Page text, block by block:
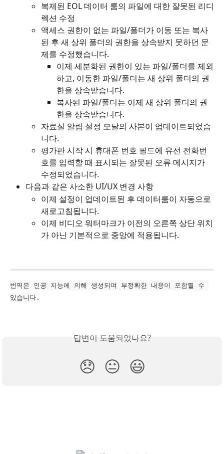
복제된 EOL 데이터 룸의 파일에 대한 잘못된 리디
렉션 수정
액세스 권한이 없는 파일/폴더가 이동 또는 복사
된 후 새 상위 폴더의 권한을 상속받지 못하던 문
제를 수정했습니다.
이제 세분화된 권한이 있는 파일/폴더를 제외
하고, 이동한 파일/폴더는 새 상위 폴더의 권
한을 상속받습니다.
복사된 파일/폴더는 이제 새 상위 폴더의 권
한을 상속받습니다.
자료실 알림 설정 모달의 사본이 업데이트되었습
니다.
평가판 시작 시 휴대폰 번호 필드에 유선 전화번
호를 입력할 때 표시되는 잘못된 오류 메시지가
수정되었습니다.
다음과 같은 사소한 UI/UX 변경 사항
이제 설정이 업데이트된 후 데이터룸이 자동으로
새로고침됩니다.
이제 비디오 워터마크가 이전의 오른쪽 상단 위치
가 아닌 기본적으로 중앙에 적용됩니다.
번역은 인공 지능에 의해 생성되며 부정확한 내용이 포함될 수
있습니다.
답변이 도움되었나요?
😞 😐 😃